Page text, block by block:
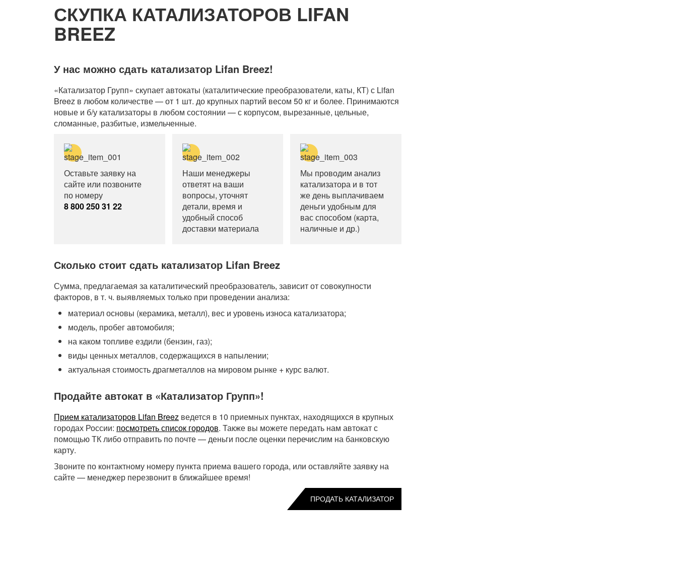
СКУПКА КАТАЛИЗАТОРОВ LIFAN
BREEZ
У нас можно сдать катализатор Lifan Breez!
«Катализатор Групп» скупает автокаты (каталитические преобразователи, каты, КТ) с Lifan
Breez в любом количестве — от 1 шт. до крупных партий весом 50 кг и более. Принимаются
новые и б/у катализаторы в любом состоянии — с корпусом, вырезанные, цельные,
сломанные, разбитые, измельченные.
Оставьте заявку на
сайте или позвоните
по номеру
8 800 250 31 22
Наши менеджеры
ответят на ваши
вопросы, уточнят
детали, время и
удобный способ
доставки материала
Мы проводим анализ
катализатора и в тот
же день выплачиваем
деньги удобным для
вас способом (карта,
наличные и др.)
Сколько стоит сдать катализатор Lifan Breez
Сумма, предлагаемая за каталитический преобразователь, зависит от совокупности
факторов, в т. ч. выявляемых только при проведении анализа:
материал основы (керамика, металл), вес и уровень износа катализатора;
модель, пробег автомобиля;
на каком топливе ездили (бензин, газ);
виды ценных металлов, содержащихся в напылении;
актуальная стоимость драгметаллов на мировом рынке + курс валют.
Продайте автокат в «Катализатор Групп»!
Прием катализаторов Lifan Breez ведется в 10 приемных пунктах, находящихся в крупных
городах России: посмотреть список городов. Также вы можете передать нам автокат с
помощью ТК либо отправить по почте — деньги после оценки перечислим на банковскую
карту.
Звоните по контактному номеру пункта приема вашего города, или оставляйте заявку на
сайте — менеджер перезвонит в ближайшее время!
ПРОДАТЬ КАТАЛИЗАТОР